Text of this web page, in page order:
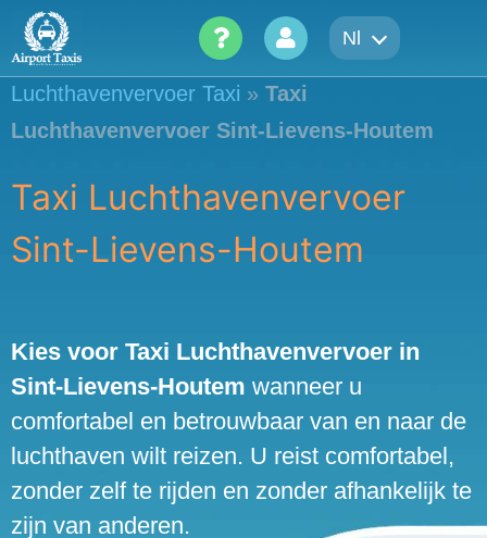
Skip
content
Nl
Luchthavenvervoer Taxi » Taxi
Luchthavenvervoer Sint-Lievens-Houtem
Taxi Luchthavenvervoer
Sint-Lievens-Houtem
Kies voor Taxi Luchthavenvervoer in
Sint-Lievens-Houtem wanneer u
comfortabel en betrouwbaar van en naar de
luchthaven wilt reizen. U reist comfortabel,
zonder zelf te rijden en zonder afhankelijk te
zijn van anderen.